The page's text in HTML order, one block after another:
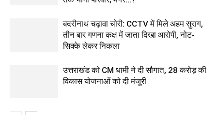
बदरीनाथ चढ़ावा चोरी: CCTV में मिले अहम सुराग,
तीन बार गणना कक्ष में जाता दिखा आरोपी, नोट-
सिक्के लेकर निकला
उत्तराखंड को CM धामी ने दी सौगात, 28 करोड़ की
विकास योजनाओं को दी मंजूरी